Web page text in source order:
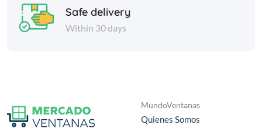
Safe delivery
Within 30 days
MundoVentanas
Quienes Somos